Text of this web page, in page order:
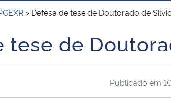
Desenvolvimento
Gabinete de Segurança
Advocacia-Geral da
> Defesa de tese de Doutorado de
tese de
Publicado em